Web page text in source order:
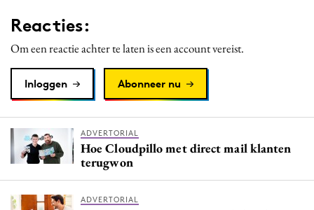
Reacties:
Om een reactie achter te laten is een account vereist.
Inloggen Abonneer nu
ADVERTORIAL
Hoe Cloudpillo met direct mail klanten
terugwon
ADVERTORIAL